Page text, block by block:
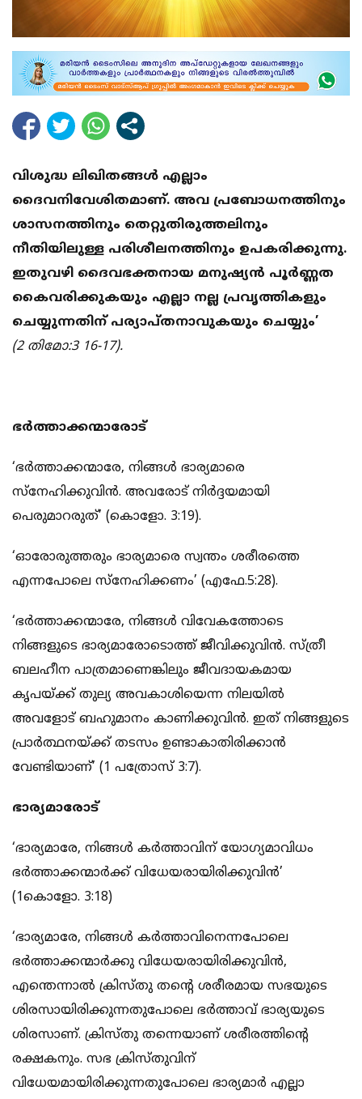
വിശുദ്ധ ലിഖിതങ്ങള്‍ എല്ലാം
ദൈവനിവേശിതമാണ്. അവ പ്രബോധനത്തിനും
ശാസനത്തിനും തെറ്റുതിരുത്തലിനും
നീതിയിലുള്ള പരിശീലനത്തിനും ഉപകരിക്കുന്നു.
ഇതുവഴി ദൈവഭക്തനായ മനുഷ്യന്‍ പൂര്‍ണ്ണത
കൈവരിക്കുകയും എല്ലാ നല്ല പ്രവൃത്തികളും
ചെയ്യുന്നതിന് പര്യാപ്തനാവുകയും ചെയ്യും’
(2 തിമോ:3 16-17).
ഭര്‍ത്താക്കന്മാരോട്
‘ഭര്‍ത്താക്കന്മാരേ, നിങ്ങള്‍ ഭാര്യമാരെ
സ്‌നേഹിക്കുവിന്‍. അവരോട് നിര്‍ദ്ദയമായി
പെരുമാറരുത്’ (കൊളോ. 3:19).
‘ഓരോരുത്തരും ഭാര്യമാരെ സ്വന്തം ശരീരത്തെ
എന്നപോലെ സ്‌നേഹിക്കണം’ (എഫേ.5:28).
‘ഭര്‍ത്താക്കന്മാരേ, നിങ്ങള്‍ വിവേകത്തോടെ
നിങ്ങളുടെ ഭാര്യമാരോടൊത്ത് ജീവിക്കുവിന്‍. സ്ത്രീ
ബലഹീന പാത്രമാണെങ്കിലും ജീവദായകമായ
കൃപയ്ക്ക് തുല്യ അവകാശിയെന്ന നിലയില്‍
അവളോട് ബഹുമാനം കാണിക്കുവിന്‍. ഇത് നിങ്ങളുടെ
പ്രാര്‍ത്ഥനയ്ക്ക് തടസം ഉണ്ടാകാതിരിക്കാന്‍
വേണ്ടിയാണ്’ (1 പത്രോസ് 3:7).
ഭാര്യമാരോട്
‘ഭാര്യമാരേ, നിങ്ങള്‍ കര്‍ത്താവിന് യോഗ്യമാവിധം
ഭര്‍ത്താക്കന്മാര്‍ക്ക് വിധേയരായിരിക്കുവിന്‍’
(1കൊളോ. 3:18)
‘ഭാര്യമാരേ, നിങ്ങള്‍ കര്‍ത്താവിനെന്നപോലെ
ഭര്‍ത്താക്കന്മാര്‍ക്കു വിധേയരായിരിക്കുവിന്‍,
എന്തെന്നാല്‍ ക്രിസ്തു തന്റെ ശരീരമായ സഭയുടെ
ശിരസായിരിക്കുന്നതുപോലെ ഭര്‍ത്താവ് ഭാര്യയുടെ
ശിരസാണ്. ക്രിസ്തു തന്നെയാണ് ശരീരത്തിന്റെ
രക്ഷകനും. സഭ ക്രിസ്തുവിന്
വിധേയമായിരിക്കുന്നതുപോലെ ഭാര്യമാര്‍ എല്ലാ